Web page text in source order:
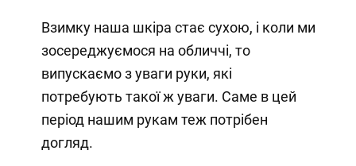
Взимку наша шкіра стає сухою, і коли ми
зосереджуємося на обличчі, то
випускаємо з уваги руки, які
потребують такої ж уваги. Саме в цей
період нашим рукам теж потрібен
догляд.